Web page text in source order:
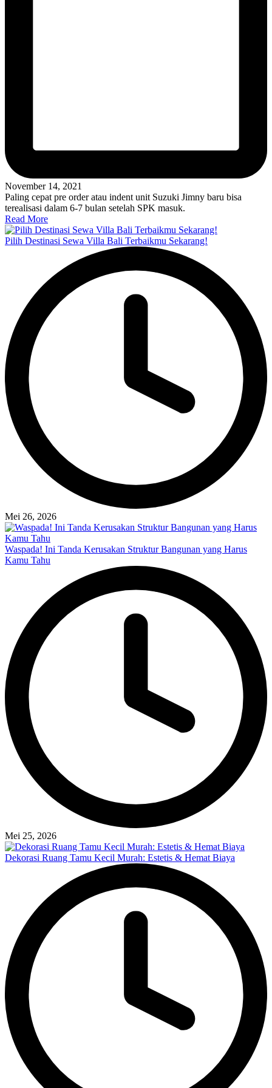
November 14, 2021
Paling cepat pre order atau indent unit Suzuki Jimny baru bisa
terealisasi dalam 6-7 bulan setelah SPK masuk.
Read More
Pilih Destinasi Sewa Villa Bali Terbaikmu Sekarang!
Mei 26, 2026
Waspada! Ini Tanda Kerusakan Struktur Bangunan yang Harus
Kamu Tahu
Mei 25, 2026
Dekorasi Ruang Tamu Kecil Murah: Estetis & Hemat Biaya